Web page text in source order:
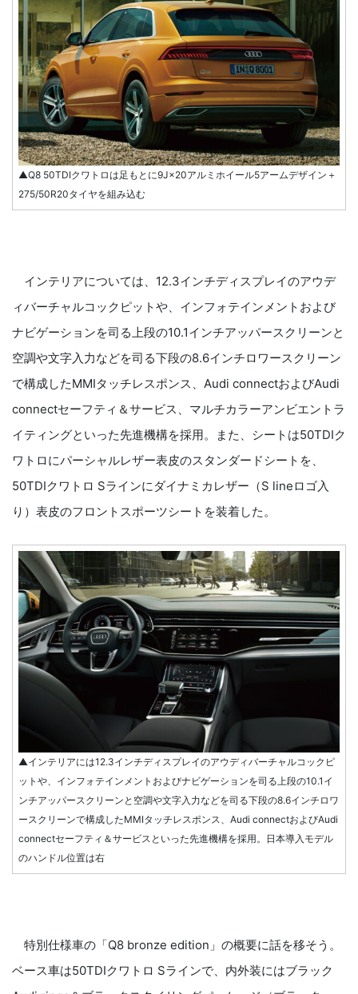
▲Q8 50TDIクワトロは足もとに9J×20アルミホイール5アームデザイン＋
275/50R20タイヤを組み込む
インテリアについては、12.3インチディスプレイのアウデ
ィバーチャルコックピットや、インフォテインメントおよび
ナビゲーションを司る上段の10.1インチアッパースクリーンと
空調や文字入力などを司る下段の8.6インチロワースクリーン
で構成したMMIタッチレスポンス、Audi connectおよびAudi
connectセーフティ＆サービス、マルチカラーアンビエントラ
イティングといった先進機構を採用。また、シートは50TDIク
ワトロにパーシャルレザー表皮のスタンダードシートを、
50TDIクワトロ Sラインにダイナミカレザー（S lineロゴ入
り）表皮のフロントスポーツシートを装着した。
▲インテリアには12.3インチディスプレイのアウディバーチャルコックピ
ットや、インフォテインメントおよびナビゲーションを司る上段の10.1イ
ンチアッパースクリーンと空調や文字入力などを司る下段の8.6インチロワ
ースクリーンで構成したMMIタッチレスポンス、Audi connectおよびAudi
connectセーフティ＆サービスといった先進機構を採用。日本導入モデル
のハンドル位置は右
特別仕様車の「Q8 bronze edition」の概要に話を移そう。
ベース車は50TDIクワトロ Sラインで、内外装にはブラック